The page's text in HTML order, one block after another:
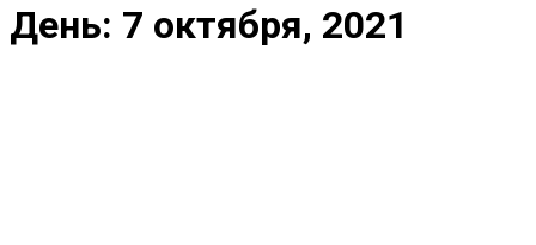
День: 7 октября, 2021